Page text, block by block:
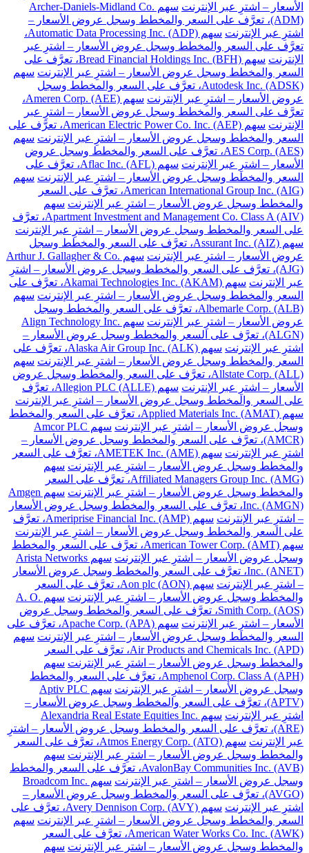
الأسعار – اشترِ عبر الإنترنت
سهم Archer-Daniels-Midland Co.
(ADM)، تعرَّف على السعر والمخطط وسجل عروض الأسعار –
اشترِ عبر الإنترنت
سهم Automatic Data Processing Inc. (ADP)،
تعرَّف على السعر والمخطط وسجل عروض الأسعار – اشترِ عبر
الإنترنت
سهم Bread Financial Holdings Inc. (BFH)، تعرَّف على
السعر والمخطط وسجل عروض الأسعار – اشترِ عبر الإنترنت سهم
Autodesk Inc. (ADSK)، تعرَّف على السعر والمخطط وسجل
عروض الأسعار – اشترِ عبر الإنترنت
سهم Ameren Corp. (AEE)،
تعرَّف على السعر والمخطط وسجل عروض الأسعار – اشترِ عبر
الإنترنت
سهم American Electric Power Co. Inc. (AEP)، تعرَّف على
السعر والمخطط وسجل عروض الأسعار – اشترِ عبر الإنترنت سهم
AES Corp. (AES)، تعرَّف على السعر والمخطط وسجل عروض
الأسعار – اشترِ عبر الإنترنت
سهم Aflac Inc. (AFL)، تعرَّف على
السعر والمخطط وسجل عروض الأسعار – اشترِ عبر الإنترنت سهم
American International Group Inc. (AIG)، تعرَّف على السعر
والمخطط وسجل عروض الأسعار – اشترِ عبر الإنترنت سهم
Apartment Investment and Management Co. Class A (AIV)، تعرَّف
على السعر والمخطط وسجل عروض الأسعار – اشترِ عبر الإنترنت
سهم Assurant Inc. (AIZ)، تعرَّف على السعر والمخطط وسجل
عروض الأسعار – اشترِ عبر الإنترنت
سهم Arthur J. Gallagher & Co.
(AJG)، تعرَّف على السعر والمخطط وسجل عروض الأسعار – اشترِ
عبر الإنترنت
سهم Akamai Technologies Inc. (AKAM)، تعرَّف على
السعر والمخطط وسجل عروض الأسعار – اشترِ عبر الإنترنت سهم
Albemarle Corp. (ALB)، تعرَّف على السعر والمخطط وسجل
عروض الأسعار – اشترِ عبر الإنترنت
سهم Align Technology Inc.
(ALGN)، تعرَّف على السعر والمخطط وسجل عروض الأسعار –
اشترِ عبر الإنترنت
سهم Alaska Air Group Inc. (ALK)، تعرَّف على
السعر والمخطط وسجل عروض الأسعار – اشترِ عبر الإنترنت سهم
Allstate Corp. (ALL)، تعرَّف على السعر والمخطط وسجل عروض
الأسعار – اشترِ عبر الإنترنت
سهم Allegion PLC (ALLE)، تعرَّف
على السعر والمخطط وسجل عروض الأسعار – اشترِ عبر الإنترنت
سهم Applied Materials Inc. (AMAT)، تعرَّف على السعر والمخطط
وسجل عروض الأسعار – اشترِ عبر الإنترنت
سهم Amcor PLC
(AMCR)، تعرَّف على السعر والمخطط وسجل عروض الأسعار –
اشترِ عبر الإنترنت
سهم AMETEK Inc. (AME)، تعرَّف على السعر
والمخطط وسجل عروض الأسعار – اشترِ عبر الإنترنت سهم
Affiliated Managers Group Inc. (AMG)، تعرَّف على السعر
والمخطط وسجل عروض الأسعار – اشترِ عبر الإنترنت
سهم Amgen
Inc. (AMGN)، تعرَّف على السعر والمخطط وسجل عروض الأسعار
– اشترِ عبر الإنترنت
سهم Ameriprise Financial Inc. (AMP)، تعرَّف
على السعر والمخطط وسجل عروض الأسعار – اشترِ عبر الإنترنت
سهم American Tower Corp. (AMT)، تعرَّف على السعر والمخطط
وسجل عروض الأسعار – اشترِ عبر الإنترنت
سهم Arista Networks
Inc. (ANET)، تعرَّف على السعر والمخطط وسجل عروض الأسعار
– اشترِ عبر الإنترنت
سهم Aon plc (AON)، تعرَّف على السعر
والمخطط وسجل عروض الأسعار – اشترِ عبر الإنترنت
سهم A. O.
Smith Corp. (AOS)، تعرَّف على السعر والمخطط وسجل عروض
الأسعار – اشترِ عبر الإنترنت
سهم Apache Corp. (APA)، تعرَّف على
السعر والمخطط وسجل عروض الأسعار – اشترِ عبر الإنترنت سهم
Air Products and Chemicals Inc. (APD)، تعرَّف على السعر
والمخطط وسجل عروض الأسعار – اشترِ عبر الإنترنت سهم
Amphenol Corp. Class A (APH)، تعرَّف على السعر والمخطط
وسجل عروض الأسعار – اشترِ عبر الإنترنت
سهم Aptiv PLC
(APTV)، تعرَّف على السعر والمخطط وسجل عروض الأسعار –
اشترِ عبر الإنترنت
سهم Alexandria Real Estate Equities Inc.
(ARE)، تعرَّف على السعر والمخطط وسجل عروض الأسعار – اشترِ
عبر الإنترنت
سهم Atmos Energy Corp. (ATO)، تعرَّف على السعر
والمخطط وسجل عروض الأسعار – اشترِ عبر الإنترنت سهم
AvalonBay Communities Inc. (AVB)، تعرَّف على السعر والمخطط
وسجل عروض الأسعار – اشترِ عبر الإنترنت
سهم Broadcom Inc.
(AVGO)، تعرَّف على السعر والمخطط وسجل عروض الأسعار –
اشترِ عبر الإنترنت
سهم Avery Dennison Corp. (AVY)، تعرَّف على
السعر والمخطط وسجل عروض الأسعار – اشترِ عبر الإنترنت سهم
American Water Works Co. Inc. (AWK)، تعرَّف على السعر
والمخطط وسجل عروض الأسعار – اشترِ عبر الإنترنت سهم